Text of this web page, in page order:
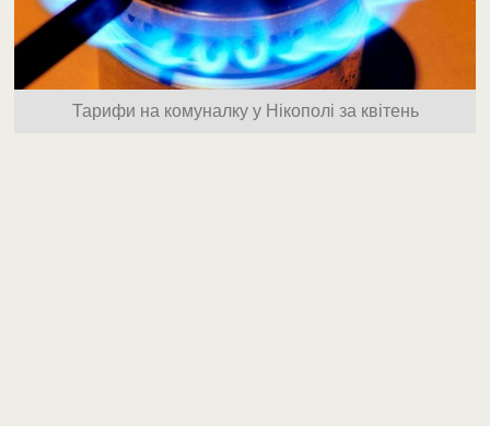
Тарифи на комуналку у Нікополі за квітень